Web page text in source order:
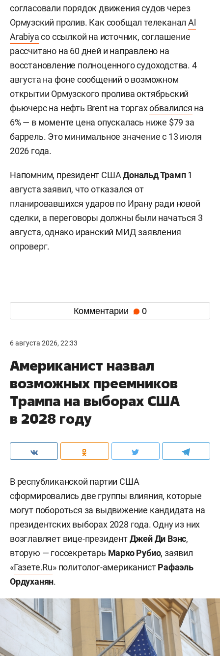
согласовали порядок движения судов через
Ормузский пролив. Как сообщал телеканал Al
Arabiyaсо ссылкой на источник, соглашение
рассчитано на 60 дней и направлено на
восстановление полноценного судоходства. 4
августа на фоне сообщений о возможном
открытии Ормузского пролива октябрьский
фьючерс на нефть Brent на торгахобвалился на
6% — в моменте цена опускалась ниже $79 за
баррель. Это минимальное значение с 13 июля
2026 года.
Напомним, президент СШАДональд Трамп1
августа заявил, что отказался от
планировавшихся ударов по Ирану ради новой
сделки, а переговоры должны были начаться 3
августа, однако иранский МИД заявления
опроверг.
Комментарии 0
6 августа 2026, 22:33
Американист назвал
возможных преемников
Трампа на выборах США
в 2028 году
В республиканской партии США
сформировались две группы влияния, которые
могут побороться за выдвижение кандидата на
президентских выборах 2028 года. Одну из них
возглавляет вице-президентДжей Ди Вэнс,
вторую — госсекретарь Марко Рубио, заявил
«Газете.Ru» политолог-американистРафаэль
Ордуханян.